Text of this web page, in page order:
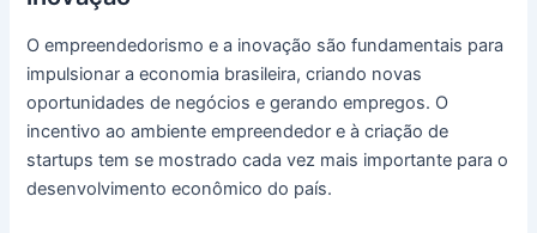
O empreendedorismo e a inovação são fundamentais para
impulsionar a economia brasileira, criando novas
oportunidades de negócios e gerando empregos. O
incentivo ao ambiente empreendedor e à criação de
startups tem se mostrado cada vez mais importante para o
desenvolvimento econômico do país.